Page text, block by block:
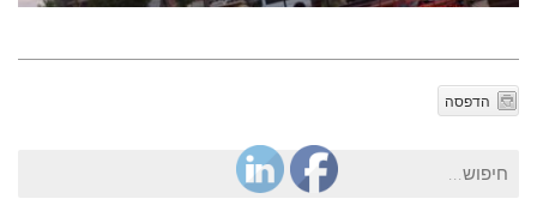
הדפסה
חיפוש